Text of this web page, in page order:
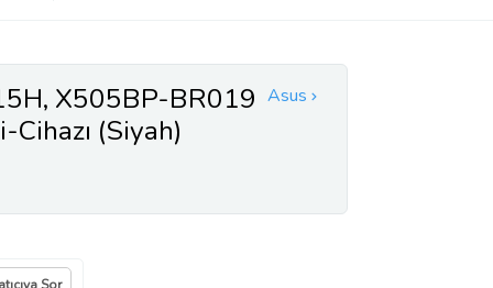
Asus
X505BP-BR019
(Siyah)